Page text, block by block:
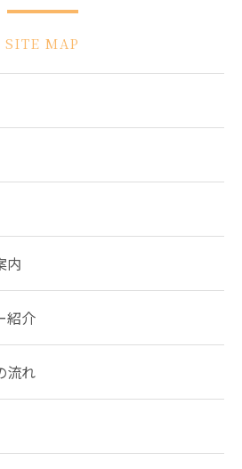
SITE MAP
内
紹介
流れ